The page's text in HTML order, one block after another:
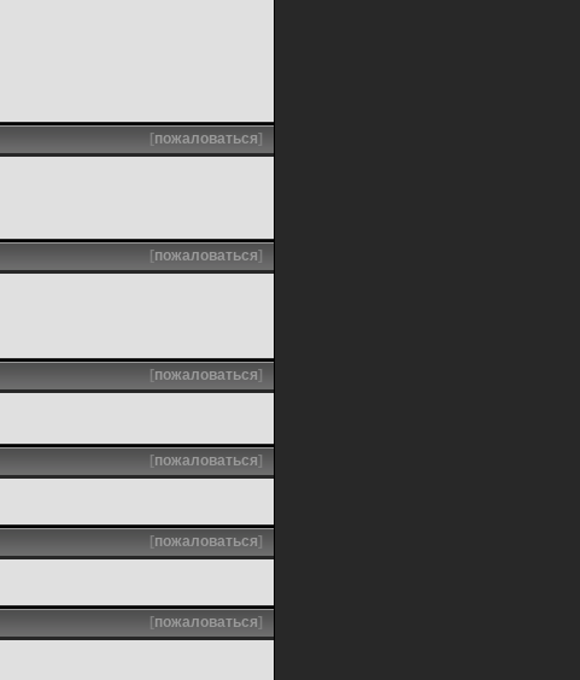
[пожаловаться]
[пожаловаться]
[пожаловаться]
[пожаловаться]
[пожаловаться]
[пожаловаться]